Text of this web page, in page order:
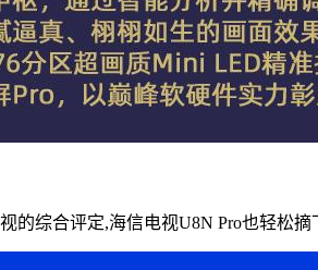
综合评定,海信电视U8N Pro也轻松摘